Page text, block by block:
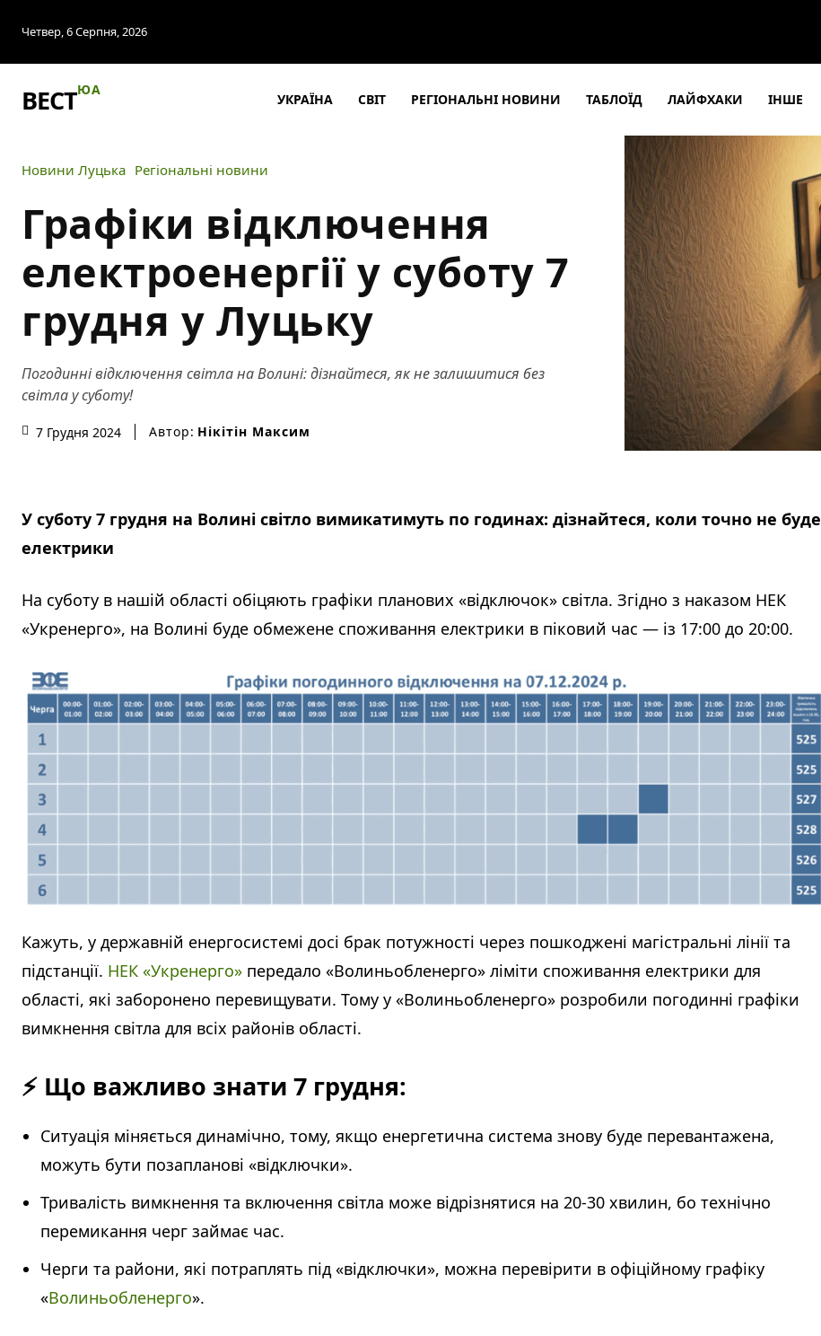
Четвер, 6 Серпня, 2026
ВЕСТЮА
УКРАЇНА СВІТ РЕГІОНАЛЬНІ НОВИНИ ТАБЛОЇД ЛАЙФХАКИ ІНШЕ
Новини Луцька Регіональні новини
Графіки відключення
електроенергії у суботу 7
грудня у Луцьку
Погодинні відключення світла на Волині: дізнайтеся, як не залишитися без
світла у суботу!
7 Грудня 2024 Автор: Нікітін Максим
У суботу 7 грудня на Волині світло вимикатимуть по годинах: дізнайтеся, коли точно не буде
електрики
На суботу в нашій області обіцяють графіки планових «відключок» світла. Згідно з наказом НЕК
«Укренерго», на Волині буде обмежене споживання електрики в піковий час — із 17:00 до 20:00.
Кажуть, у державній енергосистемі досі брак потужності через пошкоджені магістральні лінії та
підстанції. НЕК «Укренерго» передало «Волиньобленерго» ліміти споживання електрики для
області, які заборонено перевищувати. Тому у «Волиньобленерго» розробили погодинні графіки
вимкнення світла для всіх районів області.
⚡ Що важливо знати 7 грудня:
Ситуація міняється динамічно, тому, якщо енергетична система знову буде перевантажена,
можуть бути позапланові «відключки».
Тривалість вимкнення та включення світла може відрізнятися на 20-30 хвилин, бо технічно
перемикання черг займає час.
Черги та райони, які потраплять під «відключки», можна перевірити в офіційному графіку
«Волиньобленерго».